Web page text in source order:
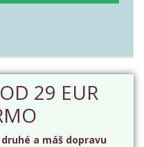
29 EUR
a máš dopravu